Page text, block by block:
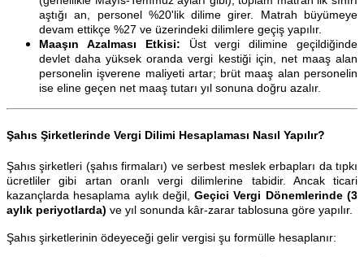
aştığı an, personel %20'lik dilime girer. Matrah büyümeye
devam ettikçe %27 ve üzerindeki dilimlere geçiş yapılır.
Maaşın Azalması Etkisi: Üst vergi dilimine geçildiğinde
devlet daha yüksek oranda vergi kestiği için, net maaş alan
personelin işverene maliyeti artar; brüt maaş alan personelin
ise eline geçen net maaş tutarı yıl sonuna doğru azalır.
Şahıs Şirketlerinde Vergi Dilimi Hesaplaması Nasıl Yapılır?
Şahıs şirketleri (şahıs firmaları) ve serbest meslek erbapları da tıpkı
ücretliler gibi artan oranlı vergi dilimlerine tabidir. Ancak ticari
kazançlarda hesaplama aylık değil,Geçici Vergi Dönemlerinde (3
aylık periyotlarda) ve yıl sonunda kâr-zarar tablosuna göre yapılır.
Şahıs şirketlerinin ödeyeceği gelir vergisi şu formülle hesaplanır: